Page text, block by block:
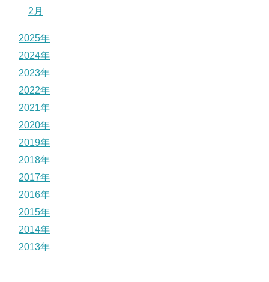
2月
2025年
2024年
2023年
2022年
2021年
2020年
2019年
2018年
2017年
2016年
2015年
2014年
2013年